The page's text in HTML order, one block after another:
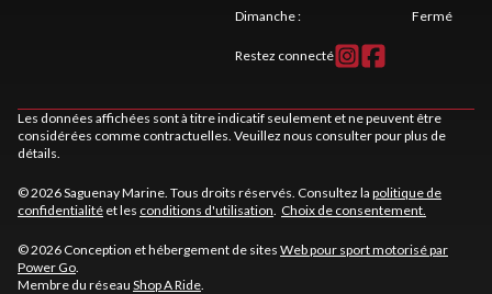
Dimanche: Fermé
Restez connecté
Les données affichées sont à titre indicatif seulement et ne peuvent être
considérées comme contractuelles. Veuillez nous consulter pour plus de
détails.
© 2026 Saguenay Marine. Tous droits réservés. Consultez la politique de
confidentialité et les conditions d'utilisation. Choix de consentement.
© 2026 Conception et hébergement de sites Web pour sport motorisé par
Power Go.
Membre du réseau Shop A Ride.